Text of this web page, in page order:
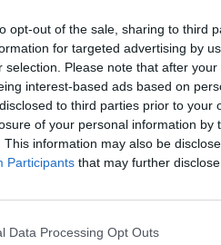
opt-out of the sale, sharing to third
for targeted advertising by
selection. Please note that after
interest-based ads based on
to third parties prior to
of your personal information by
This information may also be
Participants that may further
Data Processing Opt Outs
ferma ogni
anticipate
Meloni